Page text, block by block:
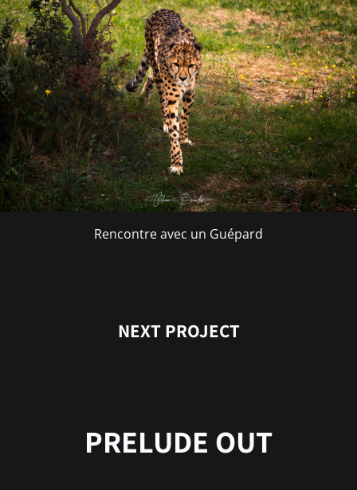
Rencontre avec un Guépard
NEXT PROJECT
PRELUDE OUT